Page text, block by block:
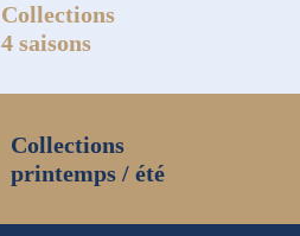
Collections
4 saisons
Collections
printemps / été